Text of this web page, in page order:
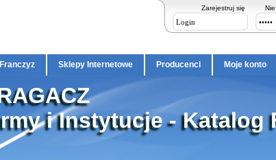
Zarejestruj się
Sklepy Internetowe Producenci Moje konto
i Instytucje - Katalog